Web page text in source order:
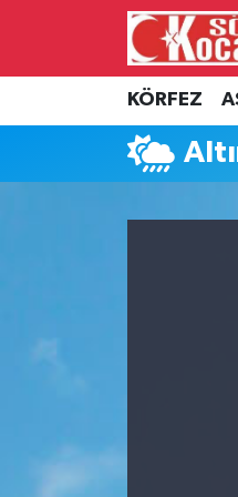
KÖRFEZ
Kocaeli Nöbetçi
Kocaeli Hava Durumu
Kocaeli Trafik